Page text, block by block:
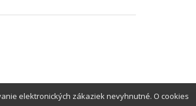
elektronických zákaziek nevyhnutné. O cookies